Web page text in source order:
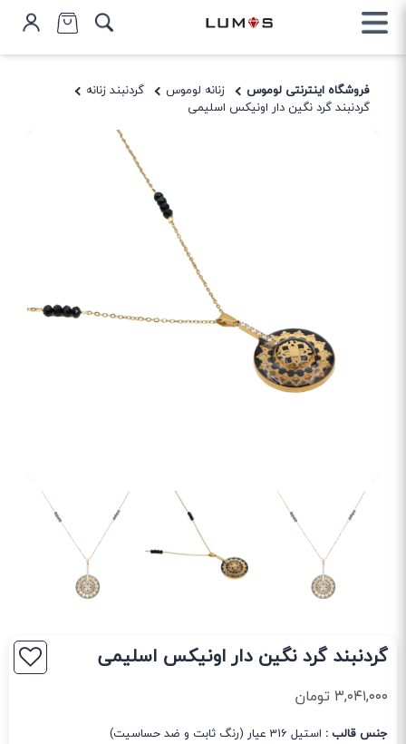
فروشگاه اینترنتی لوموس زنانه لوموس
گردنبند زنانه
گردنبند گرد نگین دار اونیکس اسلیمی
گردنبند گرد نگین دار اونیکس اسلیمی
۳,۰۴۱,۰۰۰ تومان
جنس قالب : استیل 316 عیار (رنگ ثابت و ضد حساسیت)